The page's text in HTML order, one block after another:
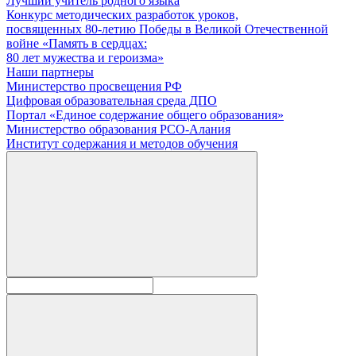
Конкурс методических разработок уроков,
посвященных 80-летию Победы в Великой Отечественной
войне «Память в сердцах:
80 лет мужества и героизма»
Наши партнеры
Министерство просвещения РФ
Цифровая образовательная среда ДПО
Портал «Единое содержание общего образования»
Министерство образования РСО-Алания
Институт содержания и методов обучения